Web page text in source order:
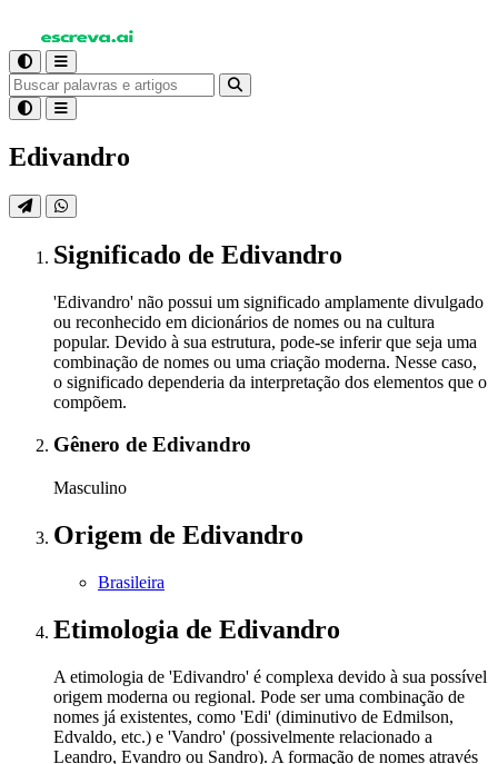
Edivandro
Significado de Edivandro
'Edivandro' não possui um significado amplamente divulgado
ou reconhecido em dicionários de nomes ou na cultura
popular. Devido à sua estrutura, pode-se inferir que seja uma
combinação de nomes ou uma criação moderna. Nesse caso,
o significado dependeria da interpretação dos elementos que o
compõem.
Gênero de Edivandro
Masculino
Origem de Edivandro
Brasileira
Etimologia de Edivandro
A etimologia de 'Edivandro' é complexa devido à sua possível
origem moderna ou regional. Pode ser uma combinação de
nomes já existentes, como 'Edi' (diminutivo de Edmilson,
Edvaldo, etc.) e 'Vandro' (possivelmente relacionado a
Leandro, Evandro ou Sandro). A formação de nomes através